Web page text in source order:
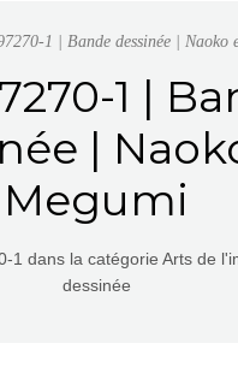
1 | Bande dessinée | Naoko
1 |
|
Megumi
1 dans la catégorie Arts de
dessinée